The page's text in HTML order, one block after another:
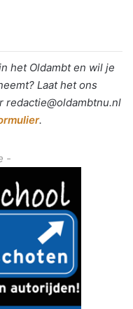
het Oldambt en wil je
Laat het ons
redactie@oldambtnu.nl
.
-